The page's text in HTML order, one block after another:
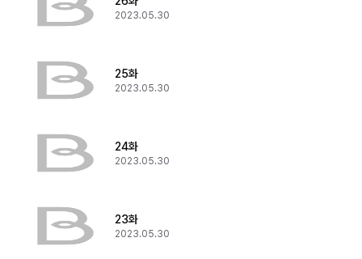
2023.05.30
25화
2023.05.30
24화
2023.05.30
23화
2023.05.30